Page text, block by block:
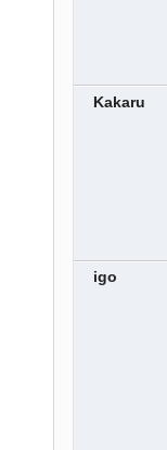
Kakaru
igo